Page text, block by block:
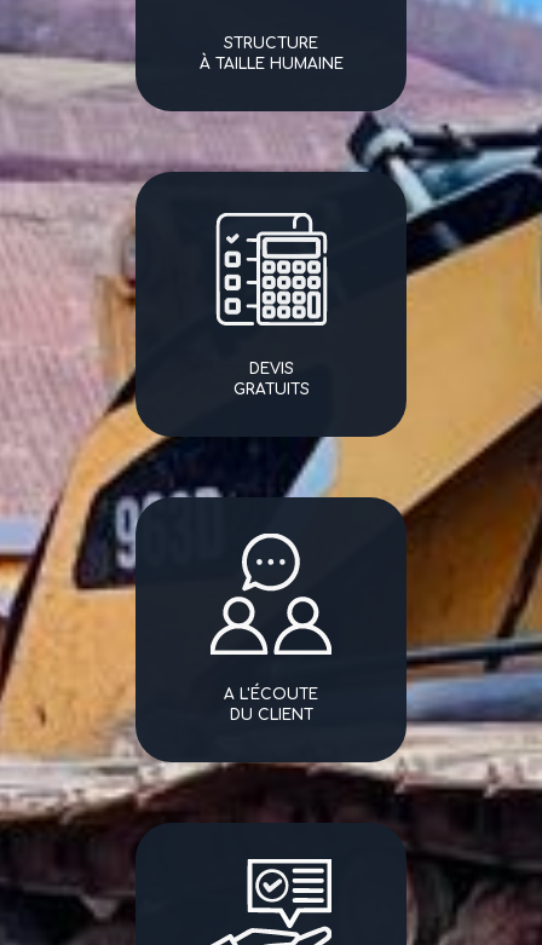
STRUCTURE
À TAILLE HUMAINE
DEVIS
GRATUITS
A L'ÉCOUTE
DU CLIENT